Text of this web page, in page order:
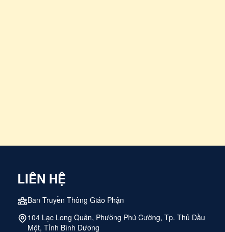
LIÊN HỆ
Ban Truyền Thông Giáo Phận
104 Lạc Long Quân, Phường Phú Cường, Tp. Thủ Dầu
Một, Tỉnh Bình Dương